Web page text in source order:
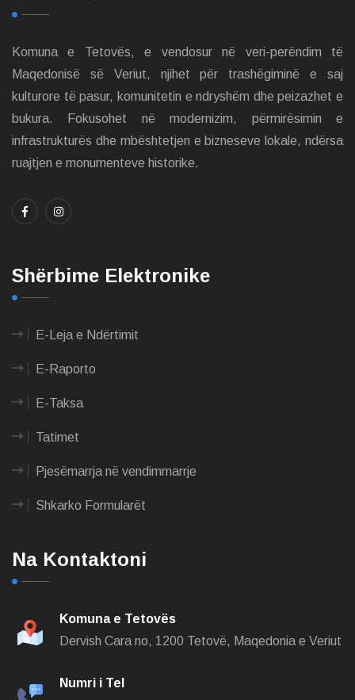
Komuna e Tetovës, e vendosur në veri-perëndim të
Maqedonisë së Veriut, njihet për trashëgiminë e saj
kulturore të pasur, komunitetin e ndryshëm dhe peizazhet e
bukura. Fokusohet në modernizim, përmirësimin e
infrastrukturës dhe mbështetjen e bizneseve lokale, ndërsa
ruajtjen e monumenteve historike.
Shërbime Elektronike
E-Leja e Ndërtimit
E-Raporto
E-Taksa
Tatimet
Pjesëmarrja në vendimmarrje
Shkarko Formularët
Na Kontaktoni
Komuna e Tetovës
Dervish Cara no, 1200 Tetovë, Maqedonia e Veriut
Numri i Tel